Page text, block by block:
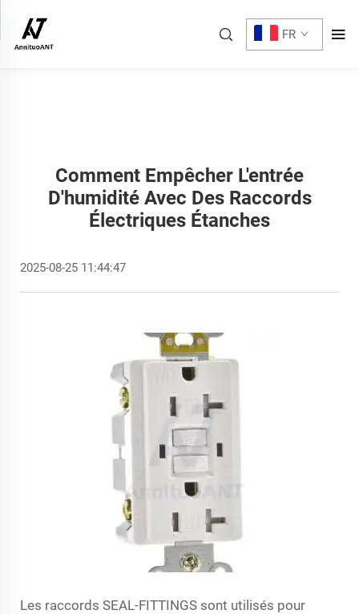
FR
Comment Empêcher L'entrée
D'humidité Avec Des Raccords
Électriques Étanches
2025-08-25 11:44:47
Les raccords SEAL-FITTINGS sont utilisés pour